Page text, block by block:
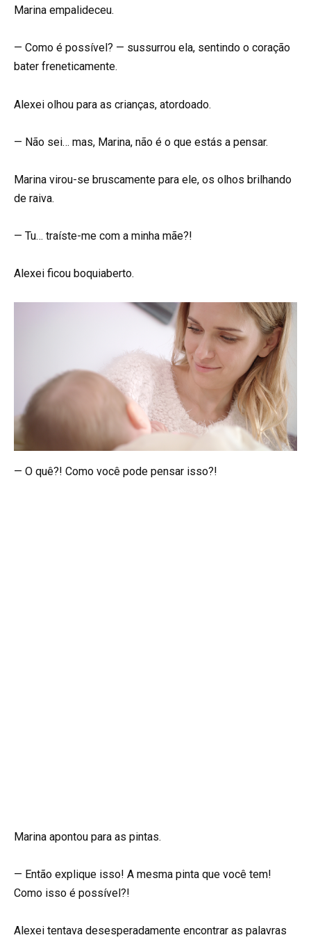
Marina empalideceu.
— Como é possível? — sussurrou ela, sentindo o coração
bater freneticamente.
Alexei olhou para as crianças, atordoado.
— Não sei… mas, Marina, não é o que estás a pensar.
Marina virou-se bruscamente para ele, os olhos brilhando
de raiva.
— Tu… traíste-me com a minha mãe?!
Alexei ficou boquiaberto.
— O quê?! Como você pode pensar isso?!
Marina apontou para as pintas.
— Então explique isso! A mesma pinta que você tem!
Como isso é possível?!
Alexei tentava desesperadamente encontrar as palavras